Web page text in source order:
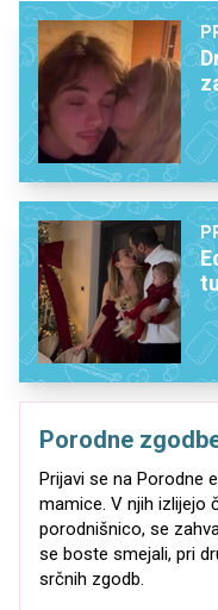
Porodne
Prijavi se na Porodne
mamice. V njih izlijejo
porodnišnico, se
se boste smejali, pri
srčnih zgodb.